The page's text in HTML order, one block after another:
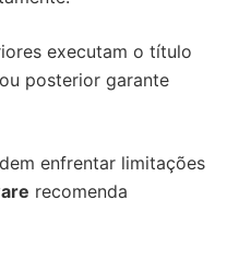
executam o título
posterior garante
enfrentar limitações
recomenda